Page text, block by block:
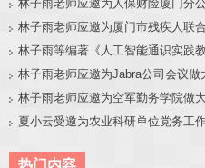
林子雨等编著《人工智能通识实践
林子雨老师应邀为Jabra公司会议
林子雨老师应邀为空军勤务学院做
夏小云受邀为农业科研单位党务工